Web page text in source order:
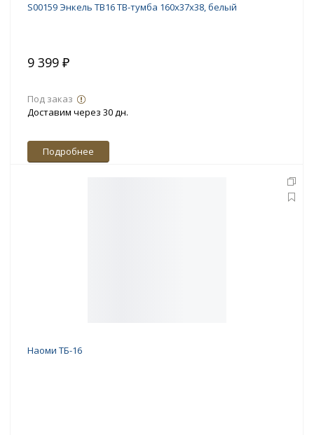
S00159 Энкель ТВ16 ТВ-тумба 160х37x38, белый
9 399 ₽
Под заказ
Доставим через 30 дн.
Подробнее
Наоми ТБ-16